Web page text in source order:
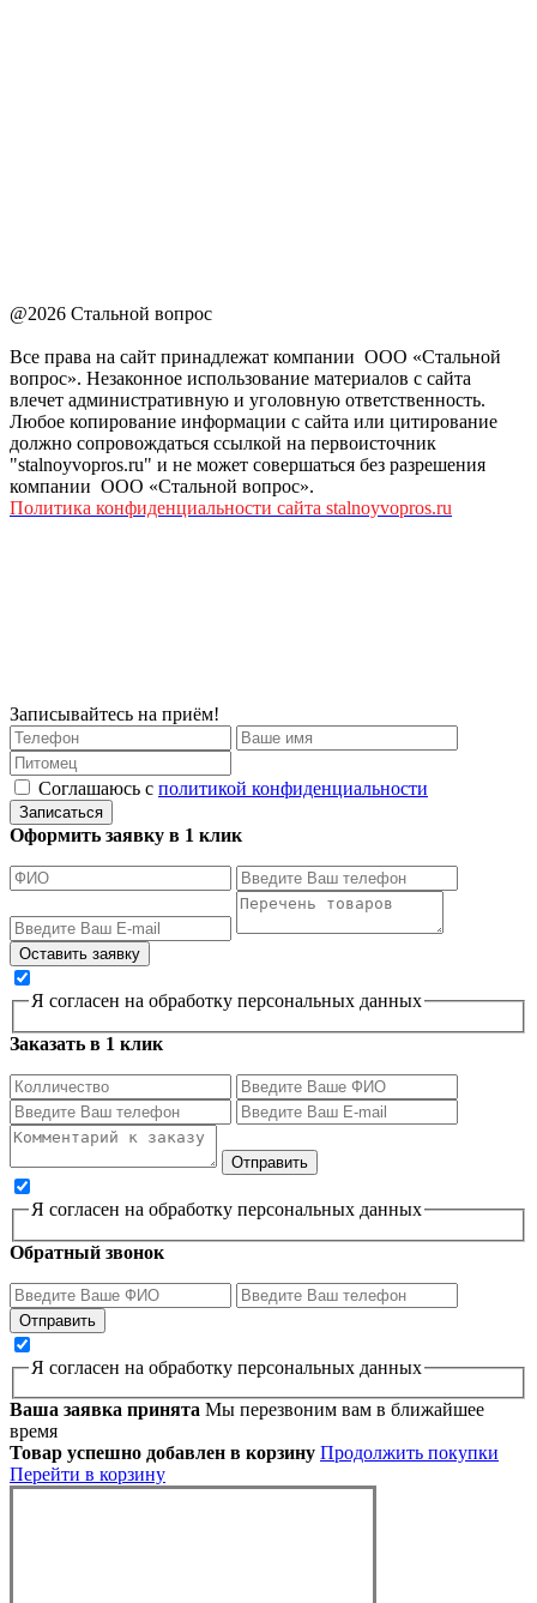
@2026 Стальной вопрос
Все права на сайт принадлежат компании ООО «Стальной
вопрос». Незаконное использование материалов с сайта
влечет административную и уголовную ответственность.
Любое копирование информации с сайта или цитирование
должно сопровождаться ссылкой на первоисточник
"stalnoyvopros.ru" и не может совершаться без разрешения
компании ООО «Стальной вопрос».
Политика конфиденциальности сайта stalnoyvopros.ru
Записывайтесь на приём!
Соглашаюсь с политикой конфиденциальности
Записаться
Оформить заявку в 1 клик
Я согласен на обработку персональных данных
Заказать в 1 клик
Я согласен на обработку персональных данных
Обратный звонок
Я согласен на обработку персональных данных
Ваша заявка принята Мы перезвоним вам в ближайшее
время
Товар успешно добавлен в корзину Продолжить покупки
Перейти в корзину